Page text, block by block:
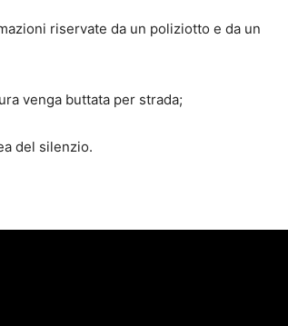
riservate da un poliziotto e da un
venga buttata per strada;
del silenzio.